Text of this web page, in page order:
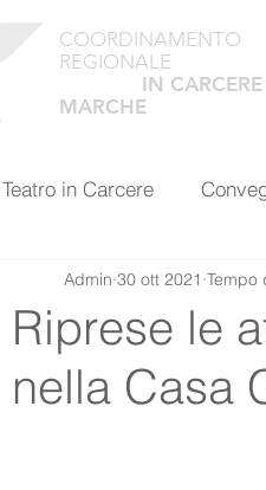
COORDINAMENTO
REGIONALE
IN CARCERE
MARCHE
Teatro in Carcere
Riprese le
nella Casa
Admin 30 ott 2021 Tempo